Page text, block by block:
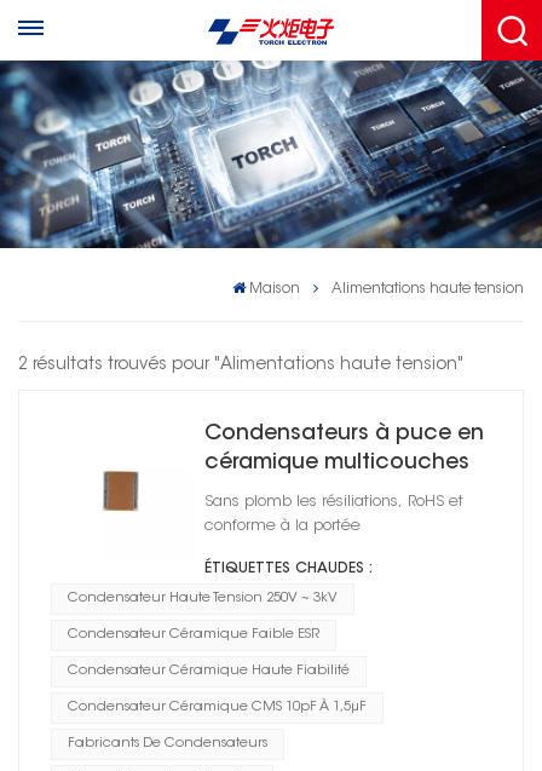
Maison Alimentations haute tension
2 résultats trouvés pour "Alimentations haute tension"
Condensateurs à puce en
céramique multicouches
haute tension 1206
Sans plomb les résiliations, RoHS et
conforme à la portée
ÉTIQUETTES CHAUDES :
Condensateur Haute Tension 250V ~ 3kV
Condensateur Céramique Faible ESR
Condensateur Céramique Haute Fiabilité
Condensateur Céramique CMS 10pF À 1,5μF
Fabricants De Condensateurs